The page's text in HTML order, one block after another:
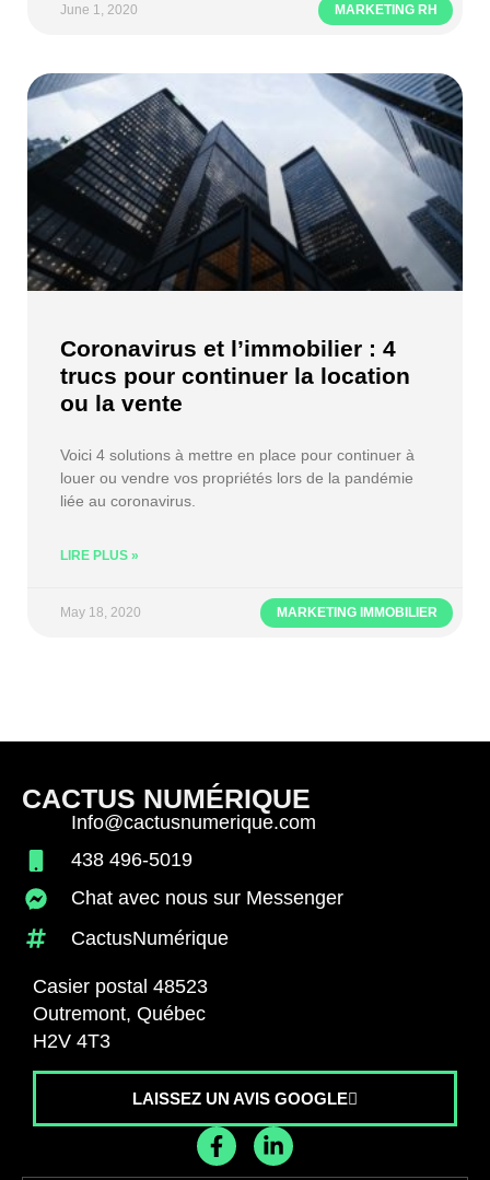
MARKETING RH
June 1, 2020
MARKETING IMMOBILIER
Coronavirus et l’immobilier : 4
trucs pour continuer la location
ou la vente
Voici 4 solutions à mettre en place pour continuer à
louer ou vendre vos propriétés lors de la pandémie
liée au coronavirus.
LIRE PLUS »
May 18, 2020
CACTUS NUMÉRIQUE
Info@cactusnumerique.com
438 496-5019
Chat avec nous sur Messenger
CactusNumérique
Casier postal 48523
Outremont, Québec
H2V 4T3
LAISSEZ UN AVIS GOOGLE